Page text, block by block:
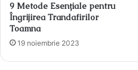
9 Metode Esențiale pentru
Îngrijirea Trandafirilor
Toamna
19 noiembrie 2023